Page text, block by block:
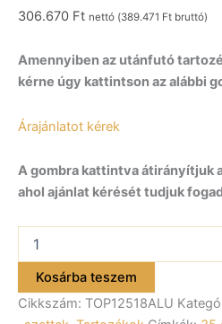
306.670 Ft nettó (389.471 Ft bruttó)
Amennyiben az utánfutó
kérne úgy kattintson az alábbi
Árajánlatot kérek
A gombra kattintva átirányítjuk
ahol ajánlat kérését tudjuk
Alu,
350mm,
alsó
Kosárba teszem
Cikkszám: TOP12518ALU
T
ALFA-
T
utánfutókhoz
mennyiség